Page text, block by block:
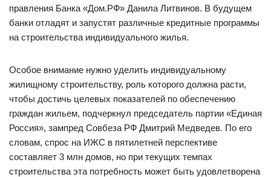
правления Банка «Дом.РФ» Данила Литвинов. В будущем
банки отладят и запустят различные кредитные программы
на строительства индивидуального жилья.
Особое внимание нужно уделить индивидуальному
жилищному строительству, роль которого должна расти,
чтобы достичь целевых показателей по обеспечению
граждан жильем, подчеркнул председатель партии «Единая
Россия», зампред Совбеза РФ Дмитрий Медведев. По его
словам, спрос на ИЖС в пятилетней перспективе
составляет 3 млн домов, но при текущих темпах
строительства эта потребность может быть удовлетворена